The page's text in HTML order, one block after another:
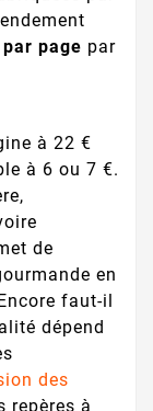
page par
à 22 €
à 6 ou 7 €.
de
en
faut-il
dépend
des
repères à